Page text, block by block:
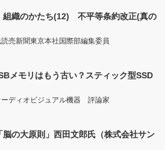
組織のかたち(12) 不平等条約改正(真の
売新聞東京本社国際部編集委員
メモリはもう古い？スティック型SSD
ーディオビジュアル機器 評論家
脳の大原則」西田文郎氏（株式会社サン